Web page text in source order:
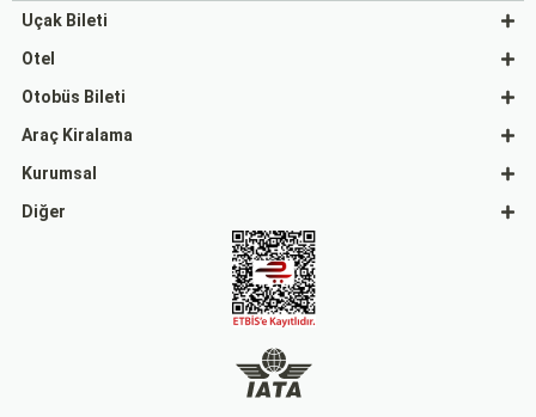
Uçak Bileti
Otel
Otobüs Bileti
Araç Kiralama
Kurumsal
Diğer